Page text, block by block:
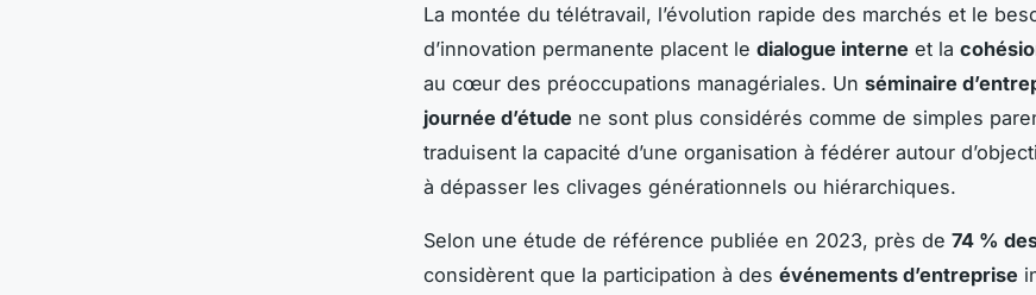
La montée du télétravail, l’évolution rapide des marchés et le
d’innovation permanente placent le dialogue interne et la
au cœur des préoccupations managériales. Un séminaire
journée d’étude ne sont plus considérés comme de simples
traduisent la capacité d’une organisation à fédérer autour
à dépasser les clivages générationnels ou hiérarchiques.
Selon une étude de référence publiée en 2023, près de 74 %
considèrent que la participation à des événements d’entreprise